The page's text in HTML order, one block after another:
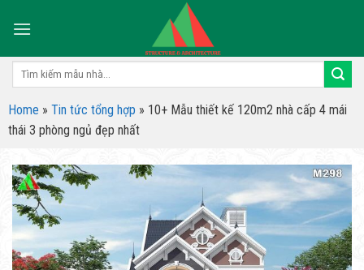
Tìm
Home » Tin tức tổng hợp » 10+ Mẫu thiết kế 120m2 nhà cấp 4 mái
thái 3 phòng ngủ đẹp nhất